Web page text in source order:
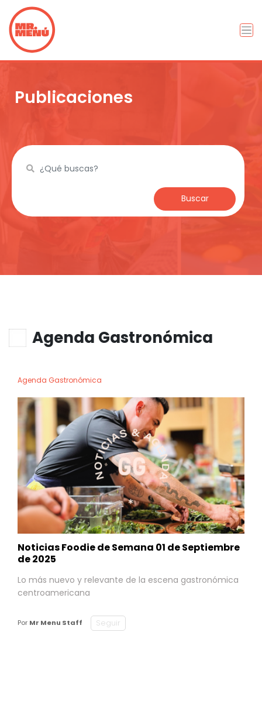
Publicaciones
Buscar
Agenda Gastronómica
Agenda Gastronómica
Noticias Foodie de Semana 01 de Septiembre
de 2025
Lo más nuevo y relevante de la escena gastronómica
centroamericana
Por Mr Menu Staff Seguir